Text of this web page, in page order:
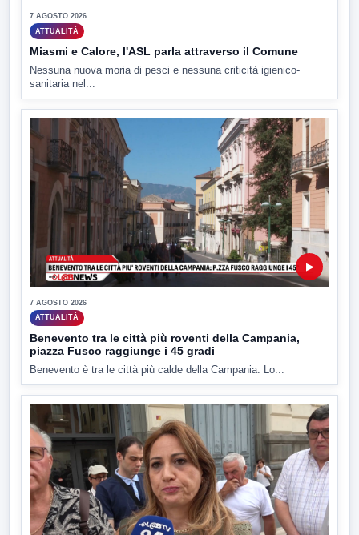
7 AGOSTO 2026
ATTUALITÀ
Miasmi e Calore, l'ASL parla attraverso il Comune
Nessuna nuova moria di pesci e nessuna criticità igienico-
sanitaria nel...
▶
7 AGOSTO 2026
ATTUALITÀ
Benevento tra le città più roventi della Campania,
piazza Fusco raggiunge i 45 gradi
Benevento è tra le città più calde della Campania. Lo...